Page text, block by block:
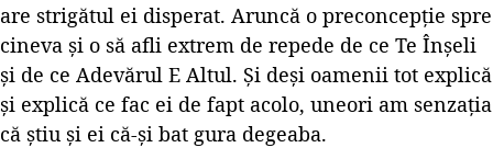
are strigătul ei disperat. Aruncă o preconcepție spre
cineva și o să afli extrem de repede de ce Te Înșeli
și de ce Adevărul E Altul. Și deși oamenii tot explică
și explică ce fac ei de fapt acolo, uneori am senzația
că știu și ei că-și bat gura degeaba.